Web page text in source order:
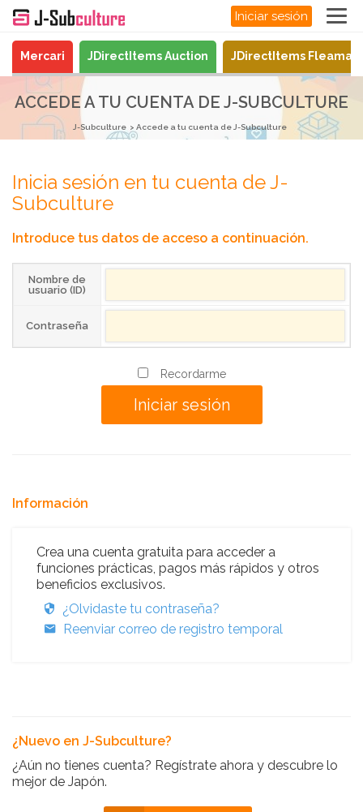
Iniciar sesión
Mercari JDirectItems Auction JDirectItems
ACCEDE A TU CUENTA DE J-SUBCULTURE
J-Subculture Accede a tu cuenta de J-Subculture
Inicia sesión en tu cuenta de J-
Subculture
Introduce tus datos de acceso a continuación.
Nombre de
usuario (ID)
Contraseña
Recordarme
Información
Crea una cuenta gratuita para acceder a
funciones prácticas, pagos más rápidos y otros
beneficios exclusivos.
¿Olvidaste tu contraseña?
Reenviar correo de registro temporal
¿Nuevo en J-Subculture?
¿Aún no tienes cuenta? Regístrate ahora y descubre lo
mejor de Japón.